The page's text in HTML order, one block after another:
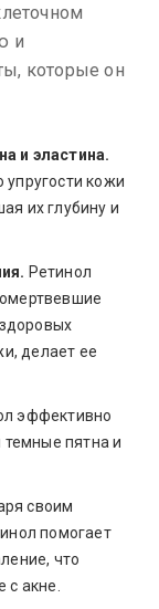
и
которые он
и эластина.
кожи
их глубину и
Ретинол
делает ее
эффективно
темные пятна и
своим
помогает
что
акне.